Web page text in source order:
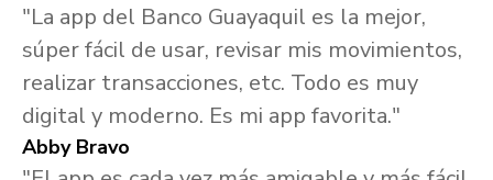
"La app del Banco Guayaquil es la mejor,
súper fácil de usar, revisar mis movimientos,
realizar transacciones, etc. Todo es muy
digital y moderno. Es mi app favorita."
Abby Bravo